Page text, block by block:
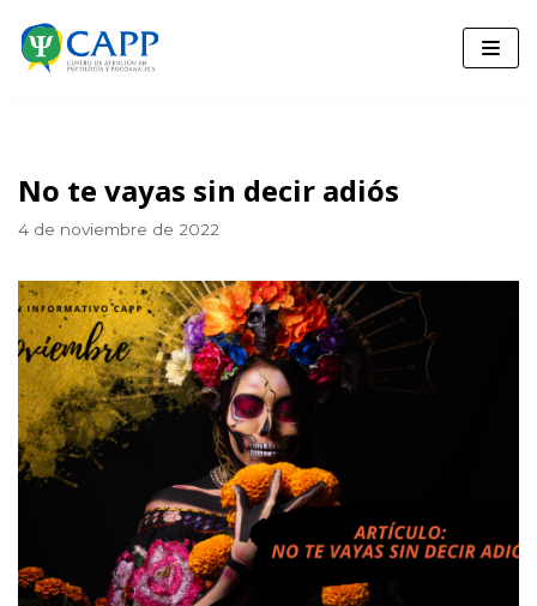
Saltar
al
No te vayas sin decir adiós
4 de noviembre de 2022